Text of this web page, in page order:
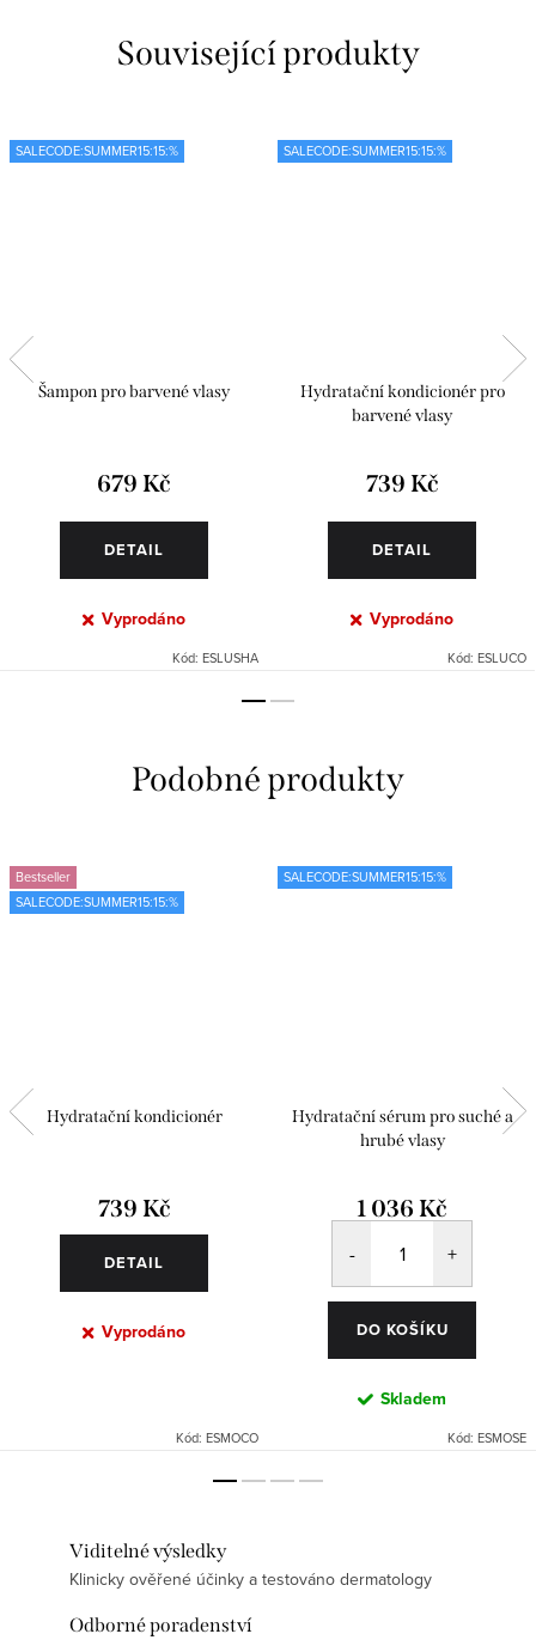
Související produkty
SALECODE:SUMMER15:15:%
Šampon pro barvené vlasy
679 Kč
DETAIL
Vyprodáno
Kód: ESLUSHA
SALECODE:SUMMER15:15:%
Hydratační kondicionér pro
barvené vlasy
739 Kč
DETAIL
Vyprodáno
Kód: ESLUCO
Bestseller
SALECODE:SUMMER15:15:%
Hydratační kondicionér
739 Kč
DETAIL
Vyprodáno
Kód: ESMOCO
SALECODE:SUMMER15:15:%
Hydratační sérum pro suché a
hrubé vlasy
1 036 Kč
DO KOŠÍKU
Skladem
Kód: ESMOSE
Viditelné výsledky
Klinicky ověřené účinky a testováno dermatology
Odborné poradenství